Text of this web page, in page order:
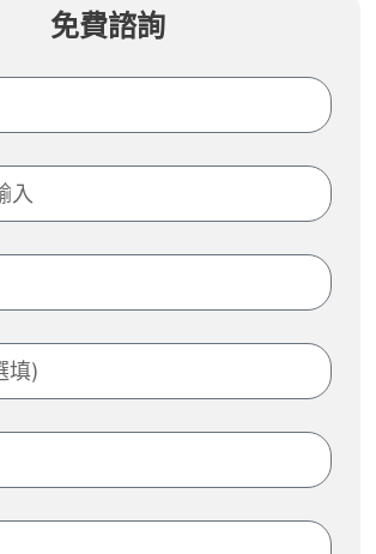
免費諮詢